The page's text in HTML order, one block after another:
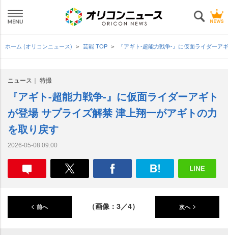
ホーム (オリコンニュース) 芸能 TOP 『アギト-超能力戦争-』に仮面ライダー
ニュース 特撮
『アギト-超能力戦争-』に仮面ライダーアギト
が登場 サプライズ解禁 津上翔一がアギトの力
を取り戻す
2026-05-08 09:00
前へ （画像：3／4） 次へ